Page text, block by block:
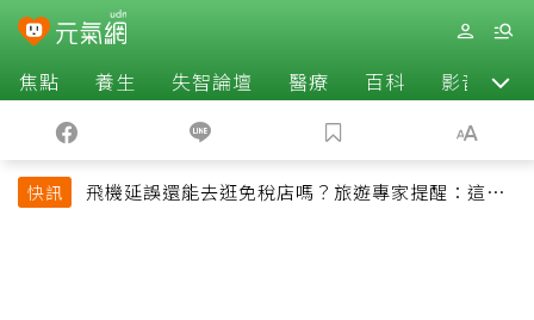
焦點 養生 失智論壇 醫療 百科 影音
快訊
飛機延誤還能去逛免稅店嗎？旅遊專家提醒：這個